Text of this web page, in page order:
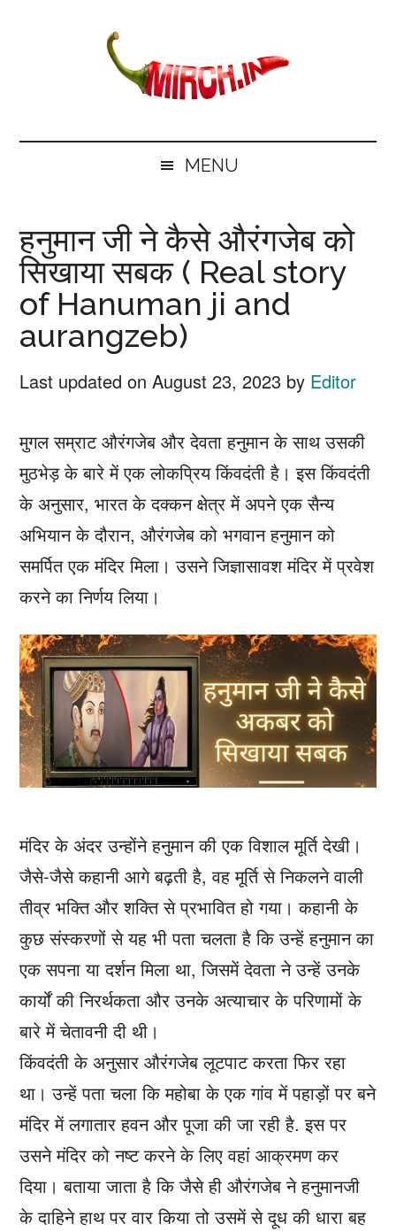
mirch.in
Hindi
MENU
हनुमान जी ने कैसे औरंगजेब को
सिखाया सबक ( Real story
of Hanuman ji and
aurangzeb)
Last updated onAugust 23, 2023 by Editor
मुगल सम्राट औरंगजेब और देवता हनुमान के साथ उसकी
मुठभेड़ के बारे में एक लोकप्रिय किंवदंती है। इस किंवदंती
के अनुसार, भारत के दक्कन क्षेत्र में अपने एक सैन्य
अभियान के दौरान, औरंगजेब को भगवान हनुमान को
समर्पित एक मंदिर मिला। उसने जिज्ञासावश मंदिर में प्रवेश
करने का निर्णय लिया।
मंदिर के अंदर उन्होंने हनुमान की एक विशाल मूर्ति देखी।
जैसे-जैसे कहानी आगे बढ़ती है, वह मूर्ति से निकलने वाली
तीव्र भक्ति और शक्ति से प्रभावित हो गया। कहानी के
कुछ संस्करणों से यह भी पता चलता है कि उन्हें हनुमान का
एक सपना या दर्शन मिला था, जिसमें देवता ने उन्हें उनके
कार्यों की निरर्थकता और उनके अत्याचार के परिणामों के
बारे में चेतावनी दी थी।
किंवदंती के अनुसार औरंगजेब लूटपाट करता फिर रहा
था। उन्हें पता चला कि महोबा के एक गांव में पहाड़ों पर बने
मंदिर में लगातार हवन और पूजा की जा रही है. इस पर
उसने मंदिर को नष्ट करने के लिए वहां आक्रमण कर
दिया। बताया जाता है कि जैसे ही औरंगजेब ने हनुमानजी
के दाहिने हाथ पर वार किया तो उसमें से दूध की धारा बह